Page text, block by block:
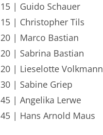
15 | Guido Schauer
15 | Christopher Tils
20 | Marco Bastian
20 | Sabrina Bastian
20 | Lieselotte Volkmann
30 | Sabine Griep
45 | Angelika Lerwe
45 | Hans Arnold Maus